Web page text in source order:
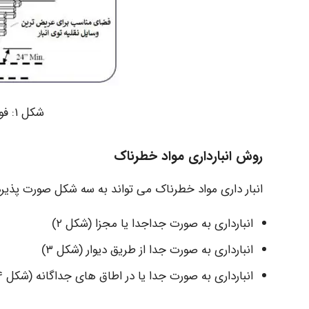
شکل ۱: فواصل بین کالا و راهروها
روش انبارداری مواد خطرناک
انبار داری مواد خطرناک می تواند به سه شکل صورت
انبارداری به صورت جداجدا یا مجزا (شکل ۲)
انبارداری به صورت جدا از طریق دیوار (شکل ۳)
انبارداری به صورت جدا یا در اطاق های جداگانه (شکل ۴)